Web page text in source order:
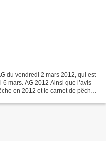
du vendredi 2 mars 2012, qui est
mars. AG 2012 Ainsi que l’avis
en 2012 et le carnet de pêche